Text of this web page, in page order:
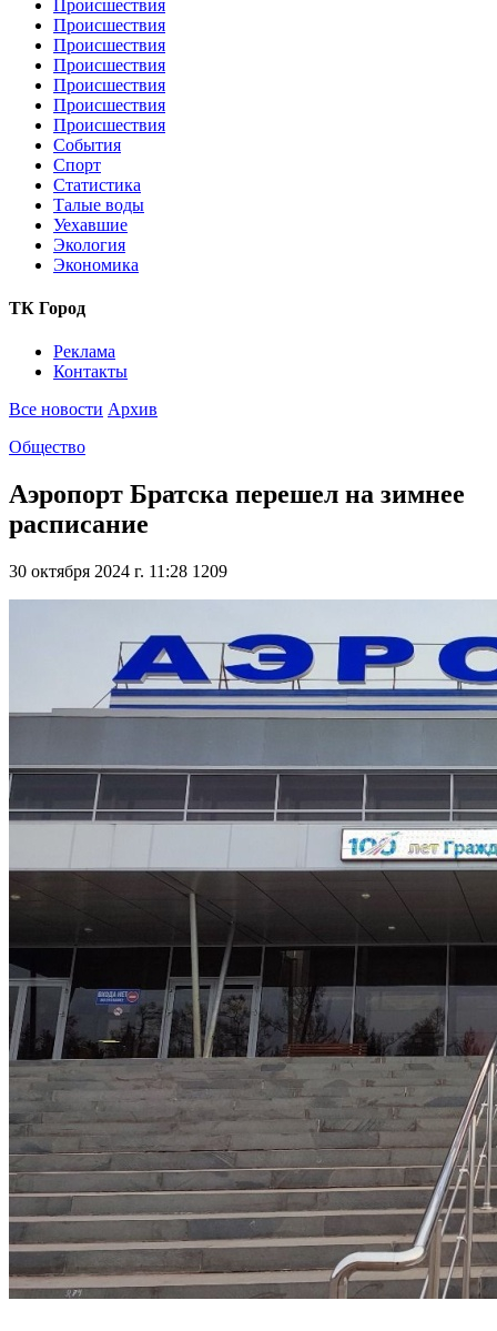
Происшествия
Происшествия
Происшествия
Происшествия
Происшествия
Происшествия
Происшествия
События
Спорт
Статистика
Талые воды
Уехавшие
Экология
Экономика
ТК Город
Реклама
Контакты
Все новости Архив
Общество
Аэропорт Братска перешел на зимнее
расписание
30 октября 2024 г. 11:28 1209